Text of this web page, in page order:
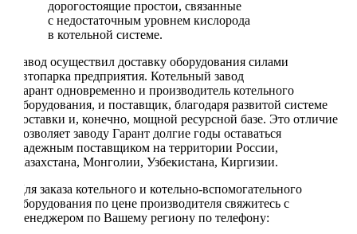
дорогостоящие простои, связанные
с недостаточным уровнем кислорода
в котельной системе.
Завод осуществил доставку оборудования силами
автопарка предприятия. Котельный завод
Гарант одновременно и производитель котельного
оборудования, и поставщик, благодаря развитой системе
доставки и, конечно, мощной ресурсной базе. Это отличие
позволяет заводу Гарант долгие годы оставаться
надежным поставщиком на территории России,
Казахстана, Монголии, Узбекистана, Киргизии.
Для заказа котельного и котельно-вспомогательного
оборудования по цене производителя свяжитесь с
менеджером по Вашему региону по телефону: